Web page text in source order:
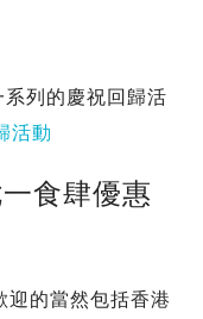
列的慶祝回歸活
活動
食肆優惠
迎的當然包括香港